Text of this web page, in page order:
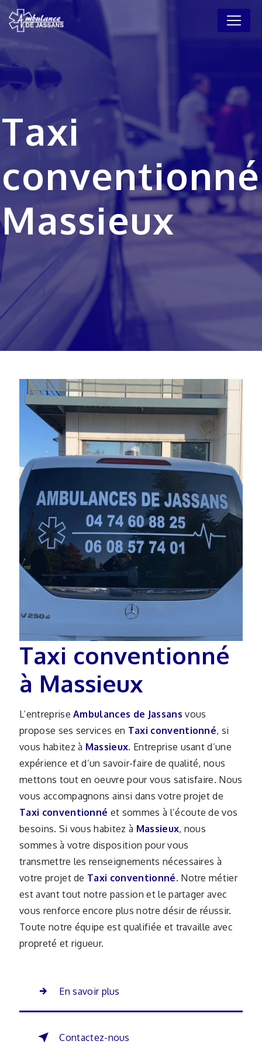
Taxi
conventionné
Massieux
Taxi conventionné
à Massieux
L’entrepriseAmbulances de Jassans vous
propose ses services en Taxi conventionné, si
vous habitez à Massieux. Entreprise usant d’une
expérience et d’un savoir-faire de qualité, nous
mettons tout en oeuvre pour vous satisfaire. Nous
vous accompagnons ainsi dans votre projet de
Taxi conventionné et sommes à l’écoute de vos
besoins. Si vous habitez à Massieux, nous
sommes à votre disposition pour vous
transmettre les renseignements nécessaires à
votre projet de Taxi conventionné. Notre métier
est avant tout notre passion et le partager avec
vous renforce encore plus notre désir de réussir.
Toute notre équipe est qualifiée et travaille avec
propreté et rigueur.
En savoir plus
Contactez-nous
Panneau de gestion des cookies